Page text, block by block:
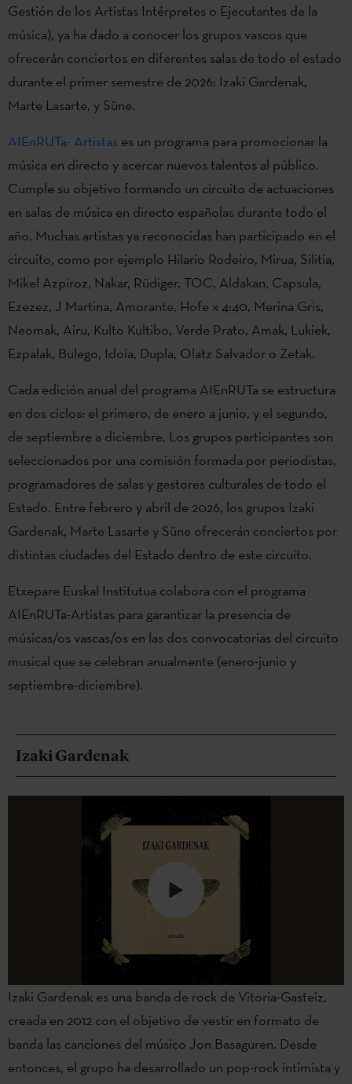
Gestión de los Artistas Intérpretes o Ejecutantes de la
música), ya ha dado a conocer los grupos vascos que
ofrecerán conciertos en diferentes salas de todo el estado
durante el primer semestre de 2026: Izaki Gardenak,
Marte Lasarte, y Süne.
AIEnRUTa- Artistas es un programa para promocionar la
música en directo y acercar nuevos talentos al público.
Cumple su objetivo formando un circuito de actuaciones
en salas de música en directo españolas durante todo el
año. Muchas artistas ya reconocidas han participado en el
circuito, como por ejemplo Hilario Rodeiro, Mirua, Silitia,
Mikel Azpiroz, Nakar, Rüdiger, TOC, Aldakan, Capsula,
Ezezez, J Martina, Amorante, Hofe x 4:40, Merina Gris,
Neomak, Airu, Kulto Kultibo, Verde Prato, Amak, Lukiek,
Ezpalak, Bulego, Idoia, Dupla, Olatz Salvador o Zetak.
Cada edición anual del programa AIEnRUTa se estructura
en dos ciclos: el primero, de enero a junio, y el segundo,
de septiembre a diciembre. Los grupos participantes son
seleccionados por una comisión formada por periodistas,
programadores de salas y gestores culturales de todo el
Estado. Entre febrero y abril de 2026, los grupos Izaki
Gardenak, Marte Lasarte y Süne ofrecerán conciertos por
distintas ciudades del Estado dentro de este circuito.
Etxepare Euskal Institutua colabora con el programa
AIEnRUTa-Artistas para garantizar la presencia de
músicas/os vascas/os en las dos convocatorias del circuito
musical que se celebran anualmente (enero-junio y
septiembre-diciembre).
Izaki Gardenak
Izaki Gardenak es una banda de rock de Vitoria-Gasteiz,
creada en 2012 con el objetivo de vestir en formato de
banda las canciones del músico Jon Basaguren. Desde
entonces, el grupo ha desarrollado un pop-rock intimista y